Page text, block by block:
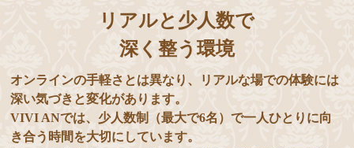
リアルと少人数で
深く整う環境
オンラインの手軽さとは異なり、リアルな場での体験には
深い気づきと変化があります。
VIVI ANでは、少人数制（最大で6名）で一人ひとりに向
き合う時間を大切にしています。